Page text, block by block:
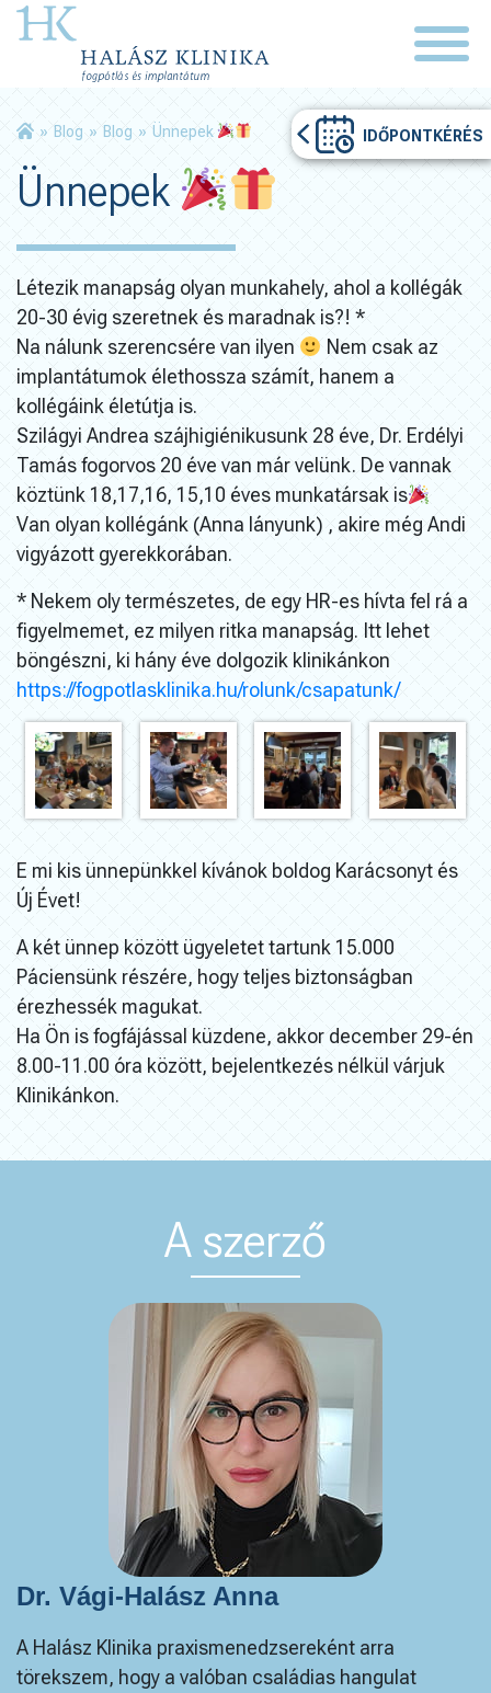
IDŐPONTKÉRÉS
» Blog » Blog » Ünnepek
Ünnepek
Létezik manapság olyan munkahely, ahol a kollégák
20-30 évig szeretnek és maradnak is?! *
Na nálunk szerencsére van ilyen
Nem csak az
implantátumok élethossza számít, hanem a
kollégáink életútja is.
Szilágyi Andrea szájhigiénikusunk 28 éve, Dr. Erdélyi
Tamás fogorvos 20 éve van már velünk. De vannak
köztünk 18,17,16, 15,10 éves munkatársak is
Van olyan kollégánk (Anna lányunk) , akire még Andi
vigyázott gyerekkorában.
* Nekem oly természetes, de egy HR-es hívta fel rá a
figyelmemet, ez milyen ritka manapság. Itt lehet
böngészni, ki hány éve dolgozik klinikánkon
https://fogpotlasklinika.hu/rolunk/csapatunk/
E mi kis ünnepünkkel kívánok boldog Karácsonyt és
Új Évet!
A két ünnep között ügyeletet tartunk 15.000
Páciensünk részére, hogy teljes biztonságban
érezhessék magukat.
Ha Ön is fogfájással küzdene, akkor december 29-én
8.00-11.00 óra között, bejelentkezés nélkül várjuk
Klinikánkon.
A szerző
Dr. Vági-Halász Anna
A Halász Klinika praxismenedzsereként arra
törekszem, hogy a valóban családias hangulat